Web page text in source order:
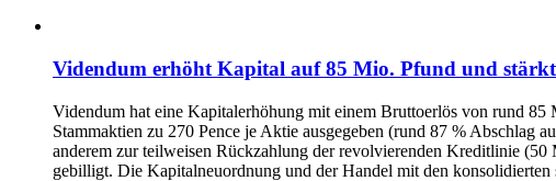
Videndum erhöht Kapital auf 85 Mio. Pfund und
Videndum hat eine Kapitalerhöhung mit einem Bruttoerlös von rund
Stammaktien zu 270 Pence je Aktie ausgegeben (rund 87 %
anderem zur teilweisen Rückzahlung der revolvierenden Kreditlinie
gebilligt. Die Kapitalneuordnung und der Handel mit den